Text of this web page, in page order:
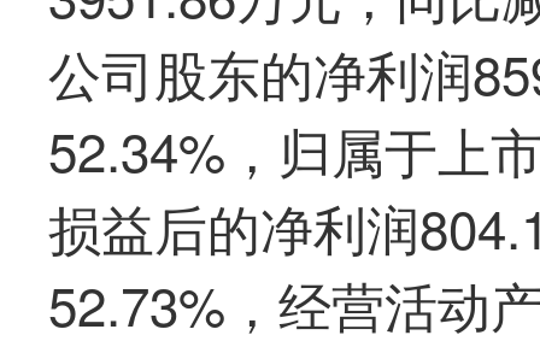
公司股东的净利润
52.34%，归属于上
损益后的净利润
52.73%，经营活动